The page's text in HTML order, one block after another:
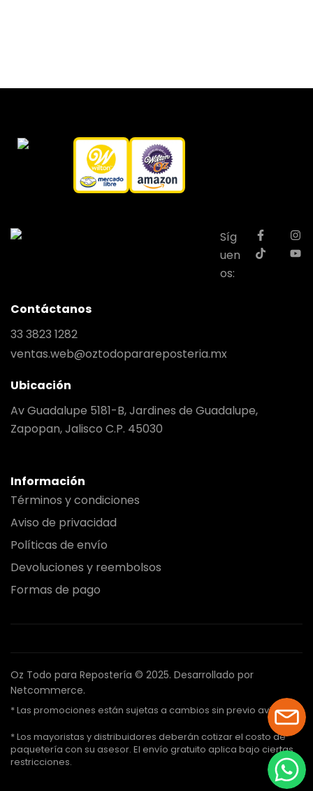
Síg
uen
os:
Contáctanos
33 3823 1282
ventas.web@oztodoparareposteria.mx
Ubicación
Av Guadalupe 5181-B, Jardines de Guadalupe,
Zapopan, Jalisco C.P. 45030
Información
Términos y condiciones
Aviso de privacidad
Políticas de envío
Devoluciones y reembolsos
Formas de pago
Oz Todo para Repostería © 2025. Desarrollado por
Netcommerce.
* Las promociones están sujetas a cambios sin previo aviso.
* Los mayoristas y distribuidores deberán cotizar el costo de
paquetería con su asesor. El envío gratuito aplica bajo ciertas
restricciones.